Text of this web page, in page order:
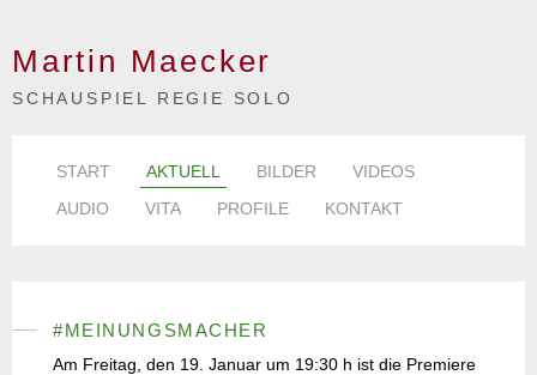
Martin Maecker
SCHAUSPIEL REGIE SOLO
START AKTUELL BILDER
VIDEOS
AUDIO
VITA PROFILE KONTAKT
#MEINUNGSMACHER
Am Freitag, den 19. Januar um 19:30 h ist die Premiere